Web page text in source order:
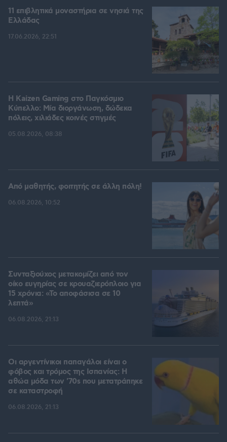
11 επιβλητικά μοναστήρια σε νησιά της
Ελλάδας
17.06.2026, 22:51
H Kaizen Gaming στο Παγκόσμιο
Kύπελλο: Μία διοργάνωση, δώδεκα
πόλεις, χιλιάδες κοινές στιγμές
05.08.2026, 08:38
Από μαθητής, φοιτητής σε άλλη πόλη!
06.08.2026, 10:52
Συνταξιούχος μετακομίζει από τον
οίκο ευγηρίας σε κρουαζιερόπλοιο για
15 χρόνια: «Το αποφάσισα σε 10
λεπτά»
06.08.2026, 21:13
Οι αργεντίνικοι παπαγάλοι είναι ο
φόβος και τρόμος της Ισπανίας: Η
αθώα μόδα των '70s που μετατράπηκε
σε καταστροφή
06.08.2026, 21:13